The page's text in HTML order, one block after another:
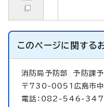
このページに関する
消防局予防部予防課
〒730-0051広島市中
電話：082-546-3476